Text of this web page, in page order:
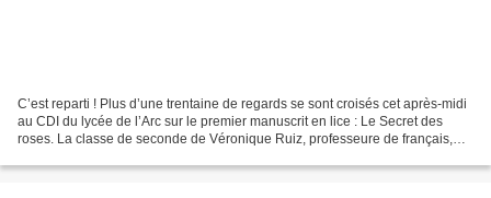
C’est reparti ! Plus d’une trentaine de regards se sont croisés cet après-midi
au CDI du lycée de l’Arc sur le premier manuscrit en lice : Le Secret des
roses. La classe de seconde de Véronique Ruiz, professeure de français,